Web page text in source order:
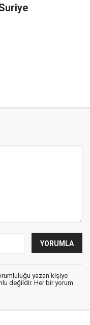
yazan kişiye
değildir. Her bir yorum